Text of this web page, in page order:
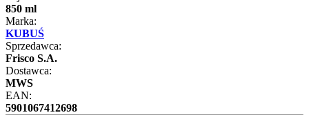
850 ml
Marka:
KUBUŚ
Sprzedawca:
Frisco S.A.
Dostawca:
MWS
EAN:
5901067412698